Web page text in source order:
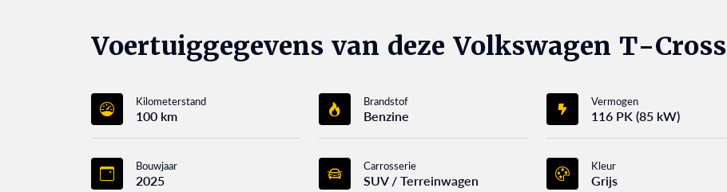
Voertuiggegevens van deze Volkswagen T-Cross
Kilometerstand
100 km
Brandstof
Benzine
Vermogen
116 PK (85 kW)
Bouwjaar
2025
Carrosserie
SUV / Terreinwagen
Kleur
Grijs